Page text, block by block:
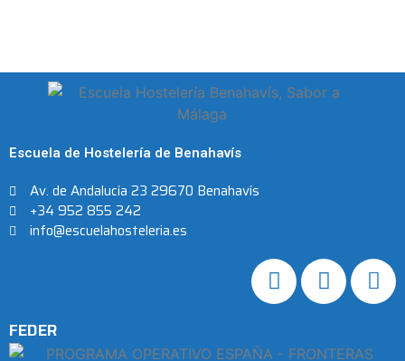
Escuela de Hostelería de Benahavís
Av. de Andalucía 23 29670 Benahavís
+34 952 855 242
info@escuelahosteleria.es
FEDER